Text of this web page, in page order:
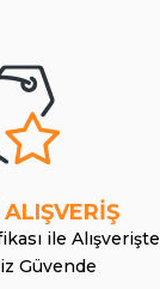
ile Alışverişte
Güvende